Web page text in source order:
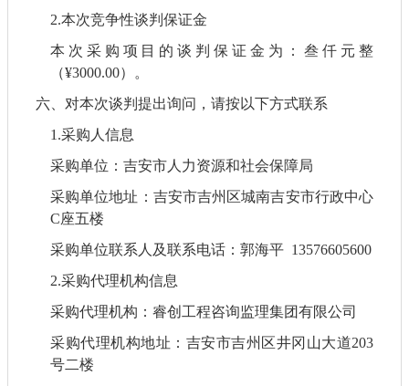
2.本次竞争性谈判保证金
本次采购项目的谈判保证金为：叁仟元整
（¥3000.00）。
六、 对本次谈判 提出询问，请按以下方式联系
1.采购人信息
采购单位：吉安市人力资源和社会保障局
采购单位地址：吉安市吉州区城南吉安市行政中心
C座五楼
采购单位联系人及联系电话：郭海平 13576605600
2.采购代理机构信息
采购代理机构：睿创工程咨询监理集团有限公司
采购代理机构地址：吉安市吉州区井冈山大道203
号二楼